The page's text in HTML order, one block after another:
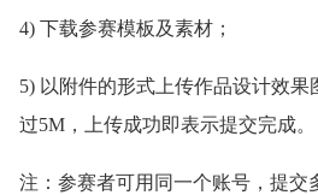
4) 下载参赛模板及素材；
5) 以附件的形式上传作品设计效果
过5M，上传成功即表示提交完成。
注：参赛者可用同一个账号，提交